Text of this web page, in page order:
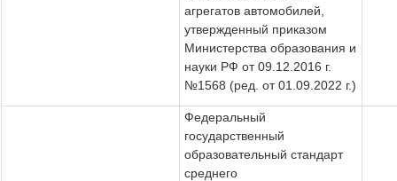
агрегатов автомобилей,
утвержденный приказом
Министерства образования и
науки РФ от 09.12.2016 г.
№1568 (ред. от 01.09.2022 г.)
Федеральный
государственный
образовательный стандарт
среднего